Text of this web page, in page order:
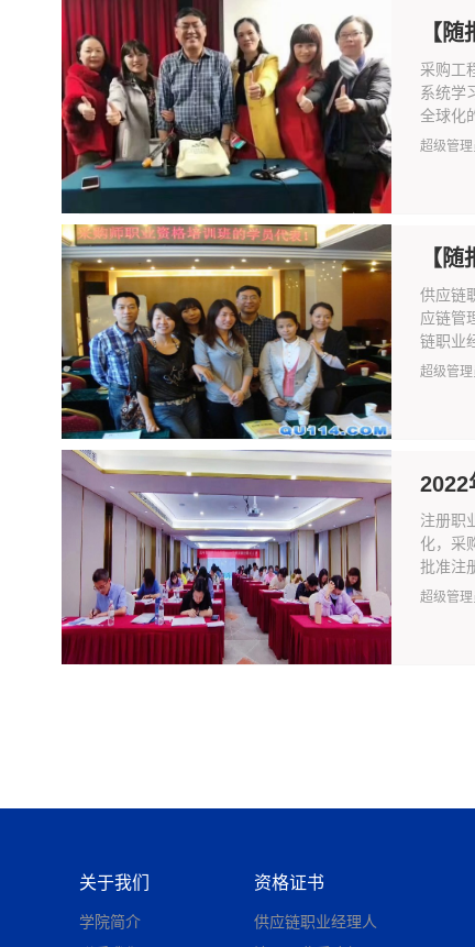
【
采购工
系统学
全球化
超级管理
【
供应链
应链管
链职业
超级管理
2022
注册职
化，采
批准注
超级管理
关于我们
学院简介
资格证书
供应链职业经理人